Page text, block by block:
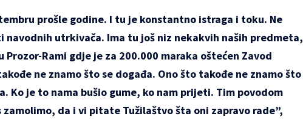
prošle godine. I tu je konstantno istraga i toku. Ne
navodnih utrkivača. Ima tu još niz nekakvih naših predmeta,
Prozor-Rami gdje je za 200.000 maraka oštećen Zavod
ne znamo što se događa. Ono što takođe ne znamo što
Ko je to nama bušio gume, ko nam prijeti. Tim povodom
da i vi pitate Tužilaštvo šta oni zapravo rade”,